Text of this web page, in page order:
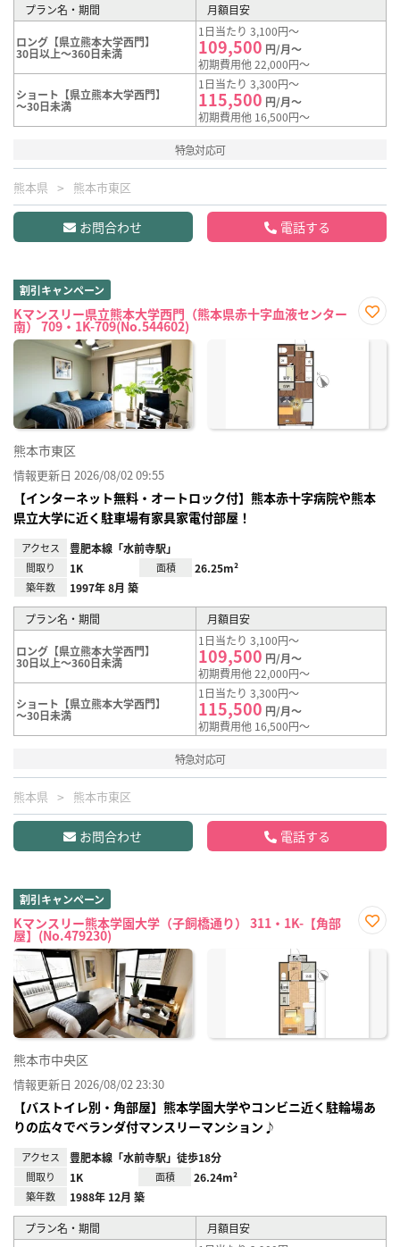
プラン名・期間 月額目安
ロング【県立熊本大学西門】
30日以上～360日未満
1日当たり 3,100円～
109,500 円/月～
初期費用他 22,000円～
ショート【県立熊本大学西門】
～30日未満
1日当たり 3,300円～
115,500 円/月～
初期費用他 16,500円～
特急対応可
熊本県 熊本市東区
お問合わせ 電話する
割引キャンペーン
Kマンスリー県立熊本大学西門（熊本県赤十字血液センター
南） 709・1K-709(No.544602)
に入
熊本市東区
情報更新日 2026/08/02 09:55
【インターネット無料・オートロック付】熊本赤十字病院や熊本
県立大学に近く駐車場有家具家電付部屋！
アクセス 豊肥本線「水前寺駅」
間取り 1K 面積 26.25m²
築年数 1997年 8月 築
プラン名・期間 月額目安
ロング【県立熊本大学西門】
30日以上～360日未満
1日当たり 3,100円～
109,500 円/月～
初期費用他 22,000円～
ショート【県立熊本大学西門】
～30日未満
1日当たり 3,300円～
115,500 円/月～
初期費用他 16,500円～
特急対応可
熊本県 熊本市東区
お問合わせ 電話する
割引キャンペーン
Kマンスリー熊本学園大学（子飼橋通り） 311・1K-【角部
屋】(No.479230)
に入
熊本市中央区
情報更新日 2026/08/02 23:30
【バストイレ別・角部屋】熊本学園大学やコンビニ近く駐輪場あ
りの広々でベランダ付マンスリーマンション♪
アクセス 豊肥本線「水前寺駅」徒歩18分
間取り 1K 面積 26.24m²
築年数 1988年 12月 築
プラン名・期間
月額目安